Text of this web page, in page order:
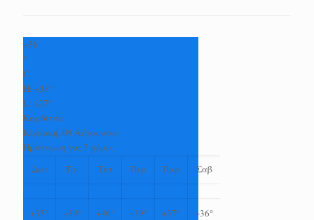
+36
°
C
H: +38°
L: +27°
Καρδίτσα
Κυριακή, 09 Αύγουστος
Πρόγνωση για 7 μέρες
Δευ
Τρι Τετ Πεμ Παρ Σαβ
+35° +39° +40° +39° +37° +36°